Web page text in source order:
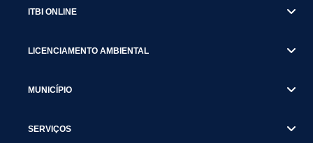
ITBI ONLINE
LICENCIAMENTO AMBIENTAL
MUNICÍPIO
SERVIÇOS